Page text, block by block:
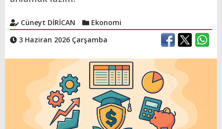
Cüneyt DİRİCAN
Ekonomi
3 Haziran 2026 Çarşamba